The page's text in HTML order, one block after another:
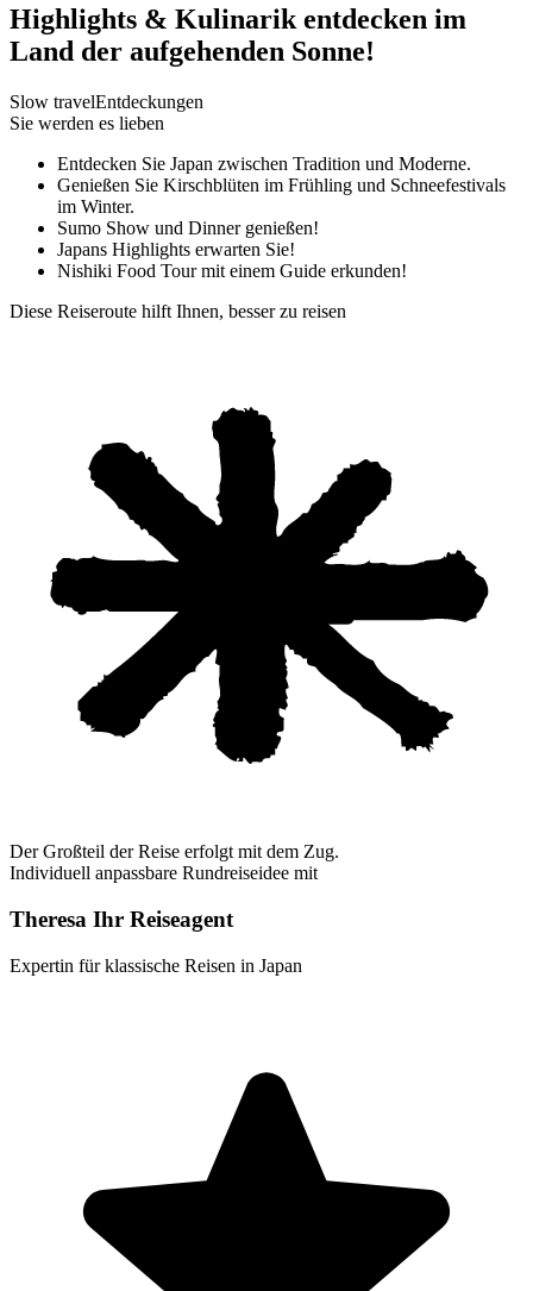
Highlights & Kulinarik entdecken im
Land der aufgehenden Sonne!
Slow travelEntdeckungen
Sie werden es lieben
Entdecken Sie Japan zwischen Tradition und Moderne.
Genießen Sie Kirschblüten im Frühling und Schneefestivals
im Winter.
Sumo Show und Dinner genießen!
Japans Highlights erwarten Sie!
Nishiki Food Tour mit einem Guide erkunden!
Diese Reiseroute hilft Ihnen, besser zu reisen
Der Großteil der Reise erfolgt mit dem Zug.
Individuell anpassbare Rundreiseidee mit
Theresa Ihr Reiseagent
Expertin für klassische Reisen in Japan